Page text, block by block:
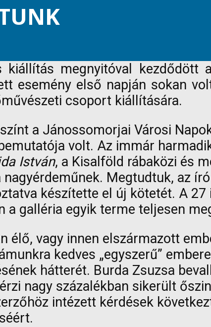
kiállítás megnyitóval kezdődött
esemény első napján sokan
csoport kiállítására.
a Jánossomorjai Városi
volt. Az immár
István, a Kisalföld rábaközi és
Megtudtuk, az
készítette el új kötetét. A
a galléria egyik terme teljesen
vagy innen elszármazott
kedves „egyszerű”
hátterét. Burda Zsuzsa
nagy százalékban sikerült
intézett kérdések